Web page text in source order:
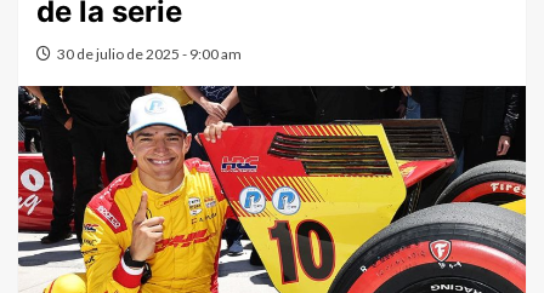
de la serie
30 de julio de 2025 - 9:00 am